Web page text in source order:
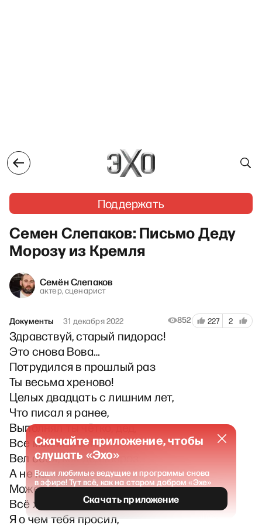
Поддержать
Семен Слепаков: Письмо Деду
Морозу из Кремля
Семён Слепаков
актер, сценарист
Документы 31 декабря 2022 852 227 2
Здравствуй, старый пидорас!
Это снова Вова…
Потрудился в прошлый раз
Ты весьма хреново!
Целых двадцать с лишним лет,
Что писал я ранее,
Выполнял ты чётко, дед,
Все мои желания!
Вел себя, как дед Мороз,
А не как мудила!
Может, скажешь, что стряслось?
Всё ж нормально было!!!
Я о чем тебя просил,
Скачайте приложение, чтобы
слушать «Эхо»
Ваши любимые ведущие и программы снова
в эфире! Тут всё, как на старом добром «Эхе»
Скачать приложение